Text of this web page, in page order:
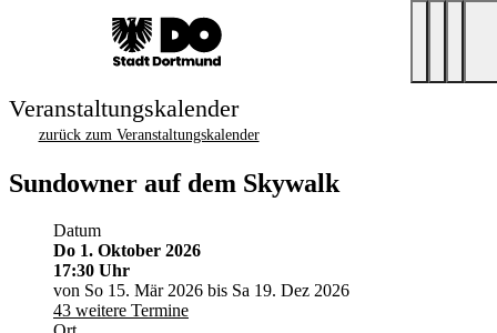
Veranstaltungskalender
zurück zum Veranstaltungskalender
Sundowner auf dem Skywalk
Datum
Do 1. Oktober 2026
17:30 Uhr
von So 15. Mär 2026 bis Sa 19. Dez 2026
43 weitere Termine